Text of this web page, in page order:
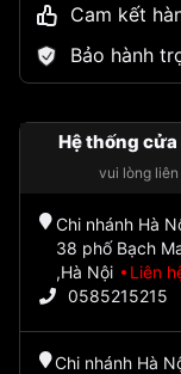
Cam kết
Bảo hành
Hệ thống
vui lòng
Chi nhánh Hà
38 phố Bạch
,Hà Nội
Liên
0585215215
Chi nhánh Hà